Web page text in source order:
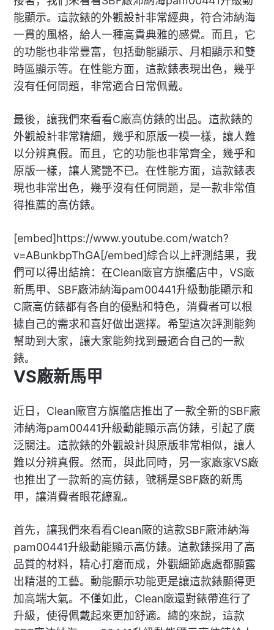
能顯示。這款錶的外觀設計非常經典，符合沛納海
一貫的風格，給人一種高貴典雅的感覺。而且，它
的功能也非常豐富，包括動能顯示、月相顯示和雙
時區顯示等。在性能方面，這款錶表現出色，幾乎
沒有任何問題，非常適合日常佩戴。
最後，讓我們來看看C廠高仿錶的出品。這款錶的
外觀設計非常精細，幾乎和原版一模一樣，讓人難
以分辨真假。而且，它的功能也非常齊全，幾乎和
原版一樣，讓人驚艷不已。在性能方面，這款錶表
現也非常出色，幾乎沒有任何問題，是一款非常值
得推薦的高仿錶。
[embed]https://www.youtube.com/watch?
v=ABunkbpThGA[/embed]綜合以上評測結果，我
們可以得出結論：在Clean廠官方旗艦店中，VS廠
新馬甲、SBF廠沛納海pam00441升級動能顯示和
C廠高仿錶都有各自的優點和特色，消費者可以根
據自己的需求和喜好做出選擇。希望這次評測能夠
幫助到大家，讓大家能夠找到最適合自己的一款
錶。
VS廠新馬甲
近日，Clean廠官方旗艦店推出了一款全新的SBF廠
沛納海pam00441升級動能顯示高仿錶，引起了廣
泛關注。這款錶的外觀設計與原版非常相似，讓人
難以分辨真假。然而，與此同時，另一家廠家VS廠
也推出了一款新的高仿錶，號稱是SBF廠的新馬
甲，讓消費者眼花繚亂。
首先，讓我們來看看Clean廠的這款SBF廠沛納海
pam00441升級動能顯示高仿錶。這款錶採用了高
品質的材料，精心打磨而成，外觀細節處處都顯露
出精湛的工藝。動能顯示功能更是讓這款錶顯得更
加高端大氣。不僅如此，Clean廠還對錶帶進行了
升級，使得佩戴起來更加舒適。總的來說，這款